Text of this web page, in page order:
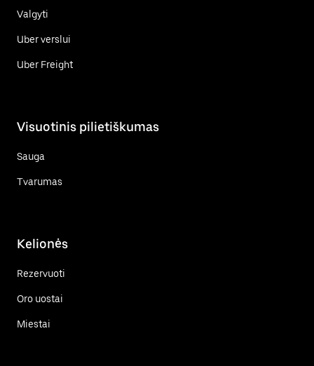
Valgyti
Uber verslui
Uber Freight
Visuotinis pilietiškumas
Sauga
Tvarumas
Kelionės
Rezervuoti
Oro uostai
Miestai